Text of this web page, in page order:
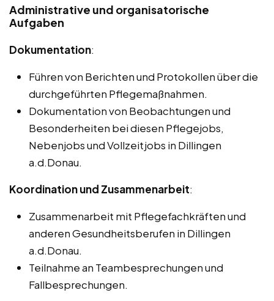
Administrative und organisatorische
Aufgaben
Dokumentation:
Führen von Berichten und Protokollen über die
durchgeführten Pflegemaßnahmen.
Dokumentation von Beobachtungen und
Besonderheiten bei diesen Pflegejobs,
Nebenjobs und Vollzeitjobs in Dillingen
a.d.Donau.
Koordination und Zusammenarbeit:
Zusammenarbeit mit Pflegefachkräften und
anderen Gesundheitsberufen in Dillingen
a.d.Donau.
Teilnahme an Teambesprechungen und
Fallbesprechungen.